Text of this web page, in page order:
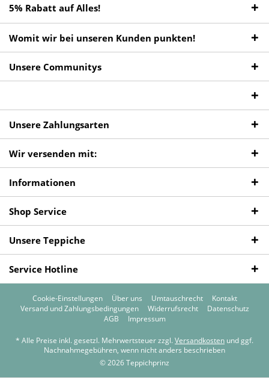
5% Rabatt auf Alles!
Womit wir bei unseren Kunden punkten!
Unsere Communitys
Unsere Zahlungsarten
Wir versenden mit:
Informationen
Shop Service
Unsere Teppiche
Service Hotline
Cookie-Einstellungen Über uns Umtauschrecht
Kontakt
Versand und Zahlungsbedingungen
Widerrufsrecht
Datenschutz
AGB
Impressum
* Alle Preise inkl. gesetzl. Mehrwertsteuer zzgl. Versandkosten und ggf.
Nachnahmegebühren, wenn nicht anders beschrieben
© 2026 Teppichprinz